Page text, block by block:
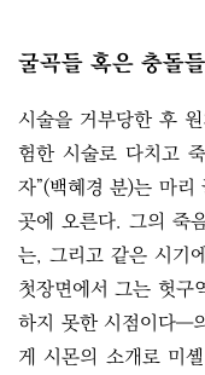
굴곡들 혹은 충돌들
시술을 거부당한 후
험한 시술로 다치고
자”(백혜경 분)는 마
곳에 오른다. 그의 죽
는, 그리고 같은 시기
첫장면에서 그는 헛
하지 못한 시점이다―
게 시몬의 소개로 미